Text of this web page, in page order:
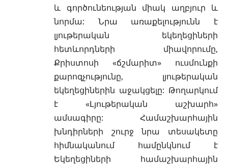
և գործունեության միակ աղբյուր և
նորմա: Նրա առաքելությունն է
լյութերական եկեղեցիների
հետևորդների միավորումը,
Քրիստոսի «ճշմարիտ» ուսմունքի
քարոզչությունը, լյութերական
եկեղեցիներին աջակցելը: Թողարկում
է «Լյութերական աշխարհ»
ամսագիրը: Համաշխարհային
խնդիրների շուրջ նրա տեսակետը
հիմնականում համընկնում է
Եկեղեցիների համաշխարհային